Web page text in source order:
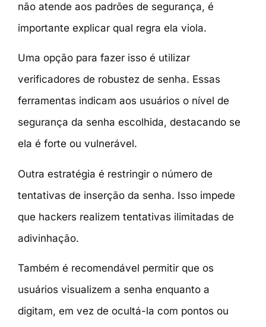
não atende aos padrões de segurança, é
importante explicar qual regra ela viola.
Uma opção para fazer isso é utilizar
verificadores de robustez de senha. Essas
ferramentas indicam aos usuários o nível de
segurança da senha escolhida, destacando se
ela é forte ou vulnerável.
Outra estratégia é restringir o número de
tentativas de inserção da senha. Isso impede
que hackers realizem tentativas ilimitadas de
adivinhação.
Também é recomendável permitir que os
usuários visualizem a senha enquanto a
digitam, em vez de ocultá-la com pontos ou